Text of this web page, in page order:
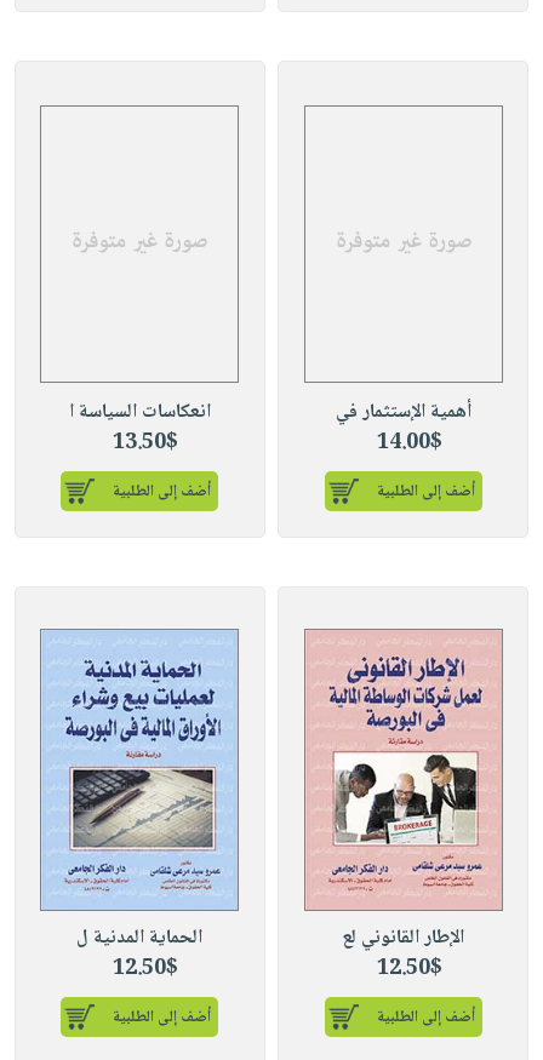
أهمية الإستثمار في
14.00$
أضف إلى الطلبية
انعكاسات السياسة ا
13.50$
أضف إلى الطلبية
الإطار القانوني لع
12.50$
أضف إلى الطلبية
الحماية المدنية ل
12.50$
أضف إلى الطلبية